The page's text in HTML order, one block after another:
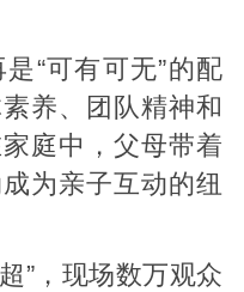
“可有可无”的配
养、团队精神和
庭中，父母带着
为亲子互动的纽
”，现场数万观众